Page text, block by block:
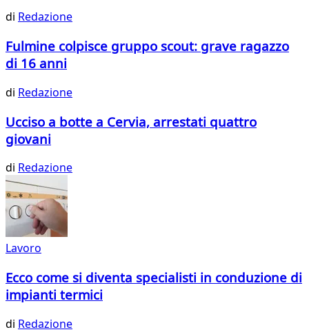
di Redazione
Fulmine colpisce gruppo scout: grave ragazzo
di 16 anni
di Redazione
Ucciso a botte a Cervia, arrestati quattro
giovani
di Redazione
Lavoro
Ecco come si diventa specialisti in conduzione di
impianti termici
di Redazione